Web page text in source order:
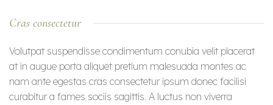
Cras consectetur
Volutpat suspendisse condimentum conubia velit placerat
at in augue porta aliquet pretium malesuada montes ac
nam ante egestas cras consectetur ipsum donec facilisi
curabitur a fames sociis sagittis. A luctus non viverra